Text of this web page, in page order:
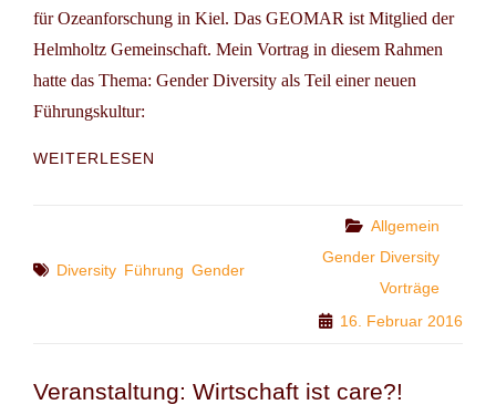
für Ozeanforschung in Kiel. Das GEOMAR ist Mitglied der
Helmholtz Gemeinschaft. Mein Vortrag in diesem Rahmen
hatte das Thema: Gender Diversity als Teil einer neuen
Führungskultur:
WEITERLESEN
KONZEPTE
CHANCENGLEICHHEIT
Tags
Diversity Führung Gender
Categories
Allgemein
Gender Diversity
Vorträge
16. Februar 2016
Veranstaltung: Wirtschaft ist care?!